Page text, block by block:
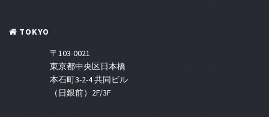
TOKYO
〒103-0021
東京都中央区日本橋
本石町3-2-4 共同ビル
（日銀前）2F/3F